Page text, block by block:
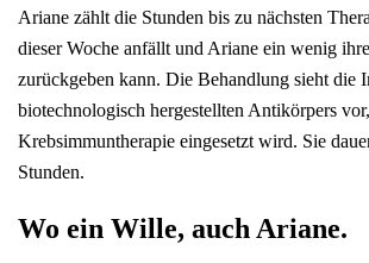
Ariane zählt die Stunden bis zu nächsten
dieser Woche anfällt und Ariane ein wenig
zurückgeben kann. Die Behandlung sieht die
biotechnologisch hergestellten Antikörpers
Krebsimmuntherapie eingesetzt wird. Sie
Stunden.
Wo ein Wille, auch Ariane.